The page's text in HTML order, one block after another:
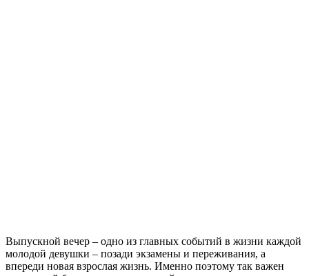
Выпускной вечер – одно из главных событий в жизни каждой
молодой девушки – позади экзамены и переживания, а
впереди новая взрослая жизнь. Именно поэтому так важен